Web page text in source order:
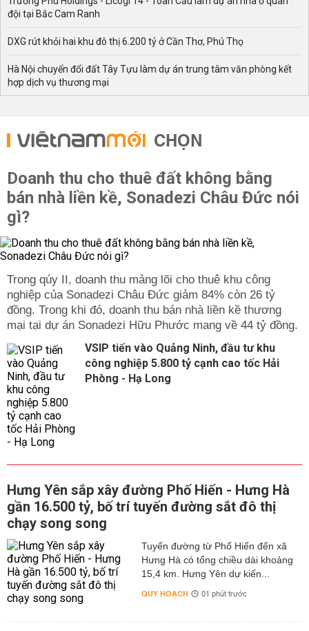
đội tại Bắc Cam Ranh
DXG rút khỏi hai khu đô thị 6.200 tỷ ở Cần Thơ, Phú Thọ
Hà Nội chuyển đổi đất Tây Tựu làm dự án trung tâm văn phòng kết
hợp dịch vụ thương mại
CHỌN
Doanh thu cho thuê đất không bằng
bán nhà liền kề, Sonadezi Châu Đức nói
gì?
Trong qúy II, doanh thu mảng lõi cho thuê khu công
nghiệp của Sonadezi Châu Đức giảm 84% còn 26 tỷ
đồng. Trong khi đó, doanh thu bán nhà liền kề thương
mại tại dự án Sonadezi Hữu Phước mang về 44 tỷ đồng.
VSIP tiến vào Quảng Ninh, đầu tư khu
công nghiệp 5.800 tỷ cạnh cao tốc Hải
Phòng - Hạ Long
Hưng Yên sắp xây đường Phố Hiến - Hưng Hà
gần 16.500 tỷ, bố trí tuyến đường sắt đô thị
chạy song song
Tuyến đường từ Phố Hiến đến xã
Hưng Hà có tổng chiều dài khoảng
15,4 km. Hưng Yên dự kiến...
QUY HOẠCH 01 phút trước